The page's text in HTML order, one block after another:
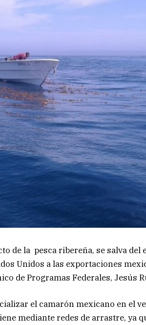
de la pesca ribereña, se salva del
Unidos a las exportaciones
de Programas Federales, Jesús
el camarón mexicano en el
mediante redes de arrastre, ya